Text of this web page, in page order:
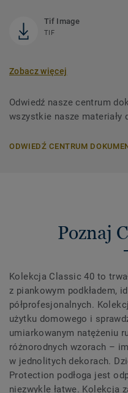
Tif Image
TIF
Zobacz więcej
Odwiedź nasze centrum
wszystkie nasze materiały
ODWIEDŹ CENTRUM
Poznaj
Kolekcja Classic 40 to
z piankowym podkładem,
półprofesjonalnych.
użytku domowego i
umiarkowanym natężeniu
różnorodnych wzorach –
w jednolitych dekorach.
Protection podłoga jest
niezwykle łatwe. Kolekcja